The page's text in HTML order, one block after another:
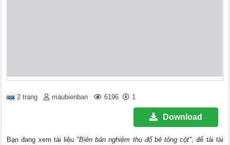
2 trang maubienban 6196 1
Download
Bạn đang xem tài liệu "Biên bản nghiệm thu đổ bê tông cột", để tải tài